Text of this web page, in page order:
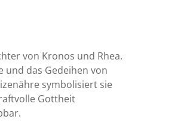
von Kronos und Rhea.
das Gedeihen von
symbolisiert sie
Gottheit